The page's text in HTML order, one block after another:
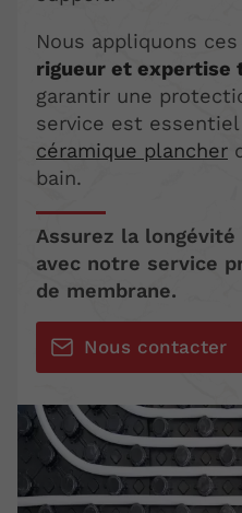
Nous appliquons
rigueur et expertise
garantir une
service est
céramique plancher
bain.
Assurez la
avec notre service
de membrane.
Nous contacter